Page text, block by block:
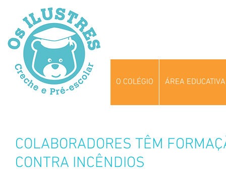
O COLÉGIO ÁREA EDUCATIVA
COLABORADORES TÊM
CONTRA INCÊNDIOS